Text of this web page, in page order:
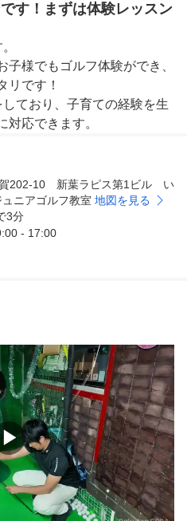
す！まずは体験レッスン
子様でもゴルフ体験ができ、
リです！
ており、子育ての経験を生
賀202-10 新葉ラピス第1ビル い
ニアゴルフ教室 地図を見る
3分
- 17:00
▶